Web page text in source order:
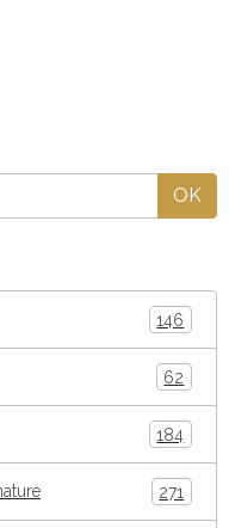
OK
146
62
184
271